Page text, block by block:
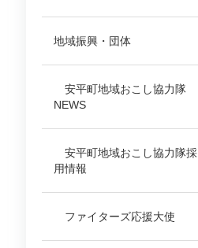
地域振興・団体
安平町地域おこし協力隊
NEWS
安平町地域おこし協力隊採
用情報
ファイターズ応援大使